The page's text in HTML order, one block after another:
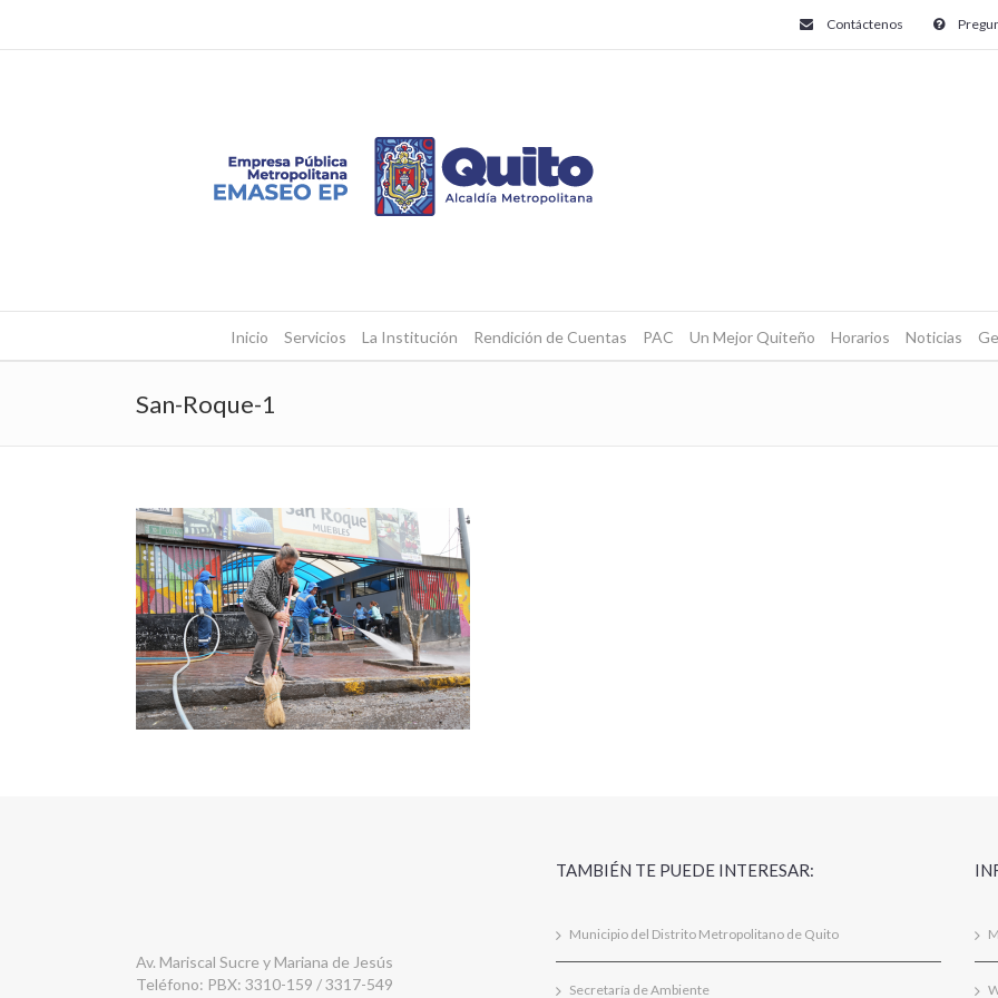
Contáctenos
Inicio Servicios La Institución Rendición de Cuentas PAC Un Mejor Quiteño Horarios Noticias
San-Roque-1
Av. Mariscal Sucre y Mariana de Jesús
Teléfono: PBX: 3310-159 / 3317-549
TAMBIÉN TE PUEDE INTERESAR:
Municipio del Distrito Metropolitano de Quito
Secretaría de Ambiente